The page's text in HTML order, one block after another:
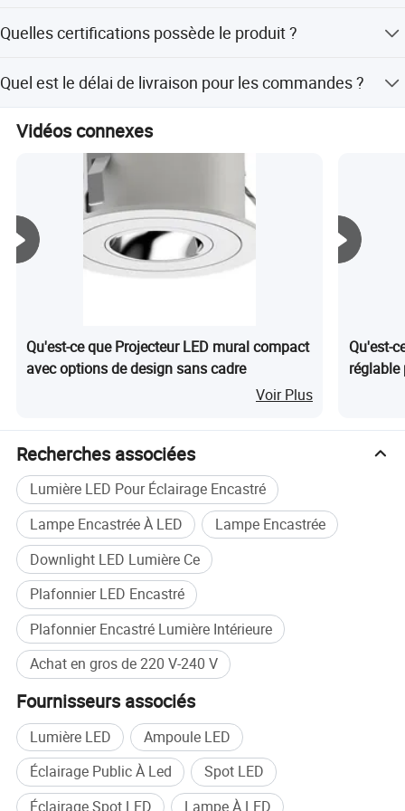
Quelles certifications possède le produit ?
Quel est le délai de livraison pour les commandes ?
tandis que les quantités plus importantes sont
Vidéos connexes
Qu'est-ce que Projecteur LED mural compact
avec options de design sans cadre
Voir Plus
Qu'est-
réglable
Recherches associées
Lumière LED Pour Éclairage Encastré
Lampe Encastrée À LED
Lampe Encastrée
Downlight LED Lumière Ce
Plafonnier LED Encastré
Plafonnier Encastré Lumière Intérieure
Achat en gros de 220 V-240 V
Fournisseurs associés
Lumière LED
Ampoule LED
Éclairage Public À Led
Spot LED
Éclairage Spot LED
Lampe À LED